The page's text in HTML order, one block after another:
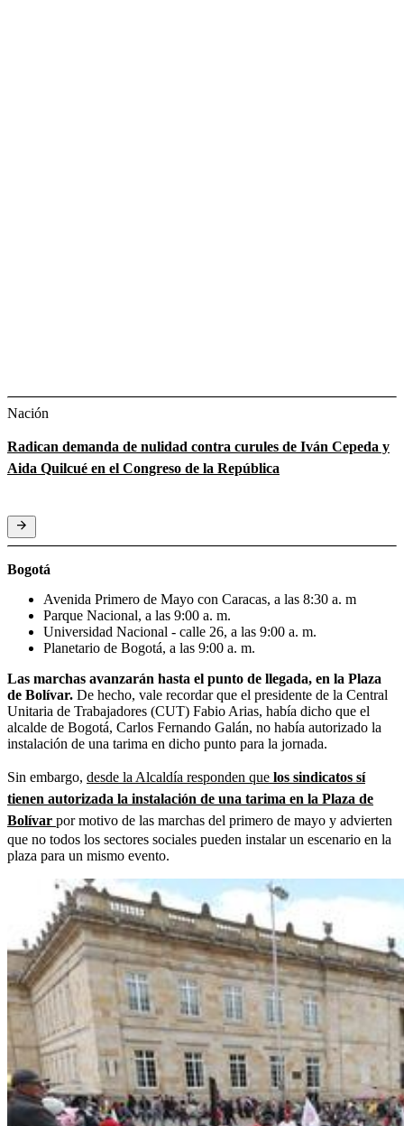
Nación
Radican demanda de nulidad contra curules de Iván Cepeda y
Aida Quilcué en el Congreso de la República
Bogotá
Avenida Primero de Mayo con Caracas, a las 8:30 a. m
Parque Nacional, a las 9:00 a. m.
Universidad Nacional - calle 26, a las 9:00 a. m.
Planetario de Bogotá, a las 9:00 a. m.
Las marchas avanzarán hasta el punto de llegada, en la Plaza
de Bolívar. De hecho, vale recordar que el presidente de la Central
Unitaria de Trabajadores (CUT) Fabio Arias, había dicho que el
alcalde de Bogotá, Carlos Fernando Galán, no había autorizado la
instalación de una tarima en dicho punto para la jornada.
Sin embargo, desde la Alcaldía responden que los sindicatos sí
tienen autorizada la instalación de una tarima en la Plaza de
Bolívar por motivo de las marchas del primero de mayo y advierten
que no todos los sectores sociales pueden instalar un escenario en la
plaza para un mismo evento.